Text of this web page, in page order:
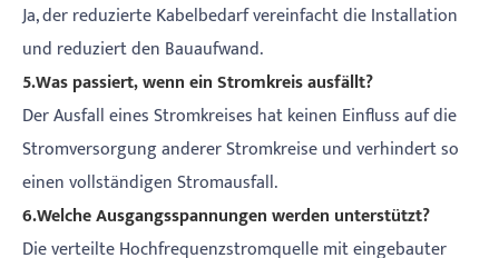
Ja, der reduzierte Kabelbedarf vereinfacht die Installation
und reduziert den Bauaufwand.
5.Was passiert, wenn ein Stromkreis ausfällt?
Der Ausfall eines Stromkreises hat keinen Einfluss auf die
Stromversorgung anderer Stromkreise und verhindert so
einen vollständigen Stromausfall.
6.Welche Ausgangsspannungen werden unterstützt?
Die verteilte Hochfrequenzstromquelle mit eingebauter